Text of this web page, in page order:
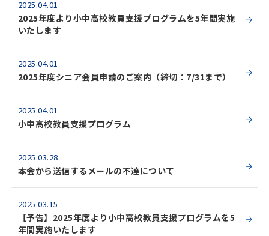
2025.04.01
2025年度より小中高校教員支援プログラムを5年間実施
いたします
2025.04.01
2025年度シニア会員申請のご案内（締切：7/31まで）
2025.04.01
小中高校教員支援プログラム
2025.03.28
本会から送信するメールの不達について
2025.03.15
【予告】2025年度より小中高校教員支援プログラムを5
年間実施いたします